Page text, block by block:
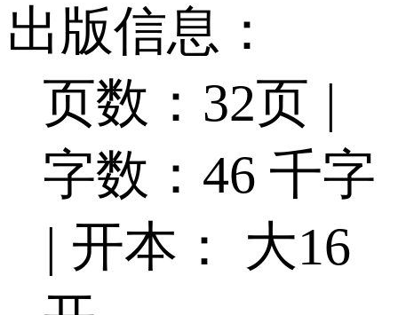
出版信息：
页数：32页 |
字数：46 千字
| 开本： 大16